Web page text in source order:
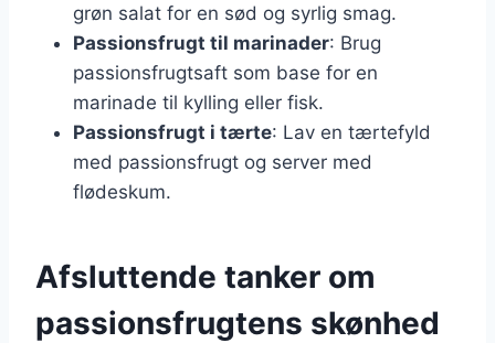
grøn salat for en sød og syrlig smag.
Passionsfrugt til marinader: Brug
passionsfrugtsaft som base for en
marinade til kylling eller fisk.
Passionsfrugt i tærte: Lav en tærtefyld
med passionsfrugt og server med
flødeskum.
Afsluttende tanker om
passionsfrugtens skønhed